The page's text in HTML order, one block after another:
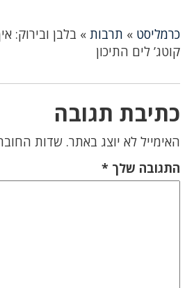
כרמליסט » תרבות » בלבן ובירוק:
קוטג’ לים התיכון
כתיבת תגובה
האימייל לא יוצג באתר. שדות
התגובה שלך *